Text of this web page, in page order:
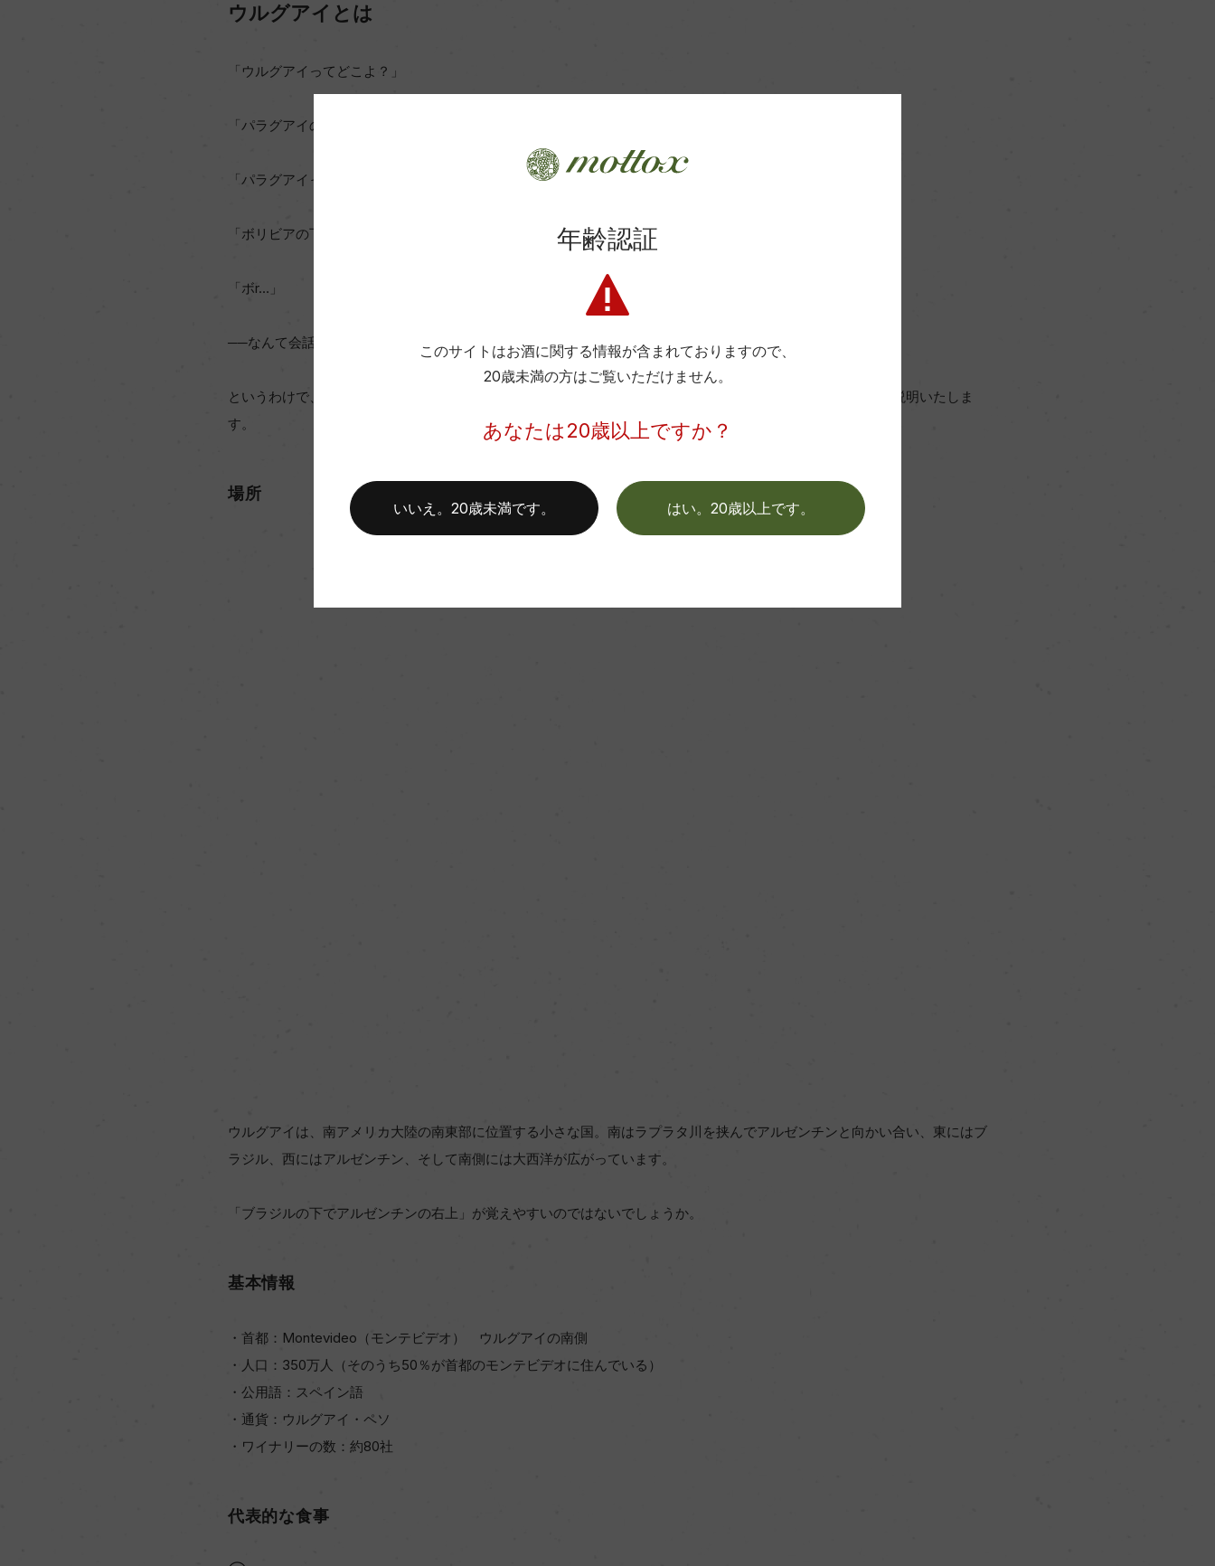
ウルグアイとは
「ウルグアイってどこよ？」
「パラグアイの下だよ」
「パラグアイってどこよ？」
「ボリビアの下だよ」
「ボr…」
──なんて会話が聞こえてくるとかこないとか。
というわけで、そもそもウルグアイがどんな国なのかピンとこない方のために、まずはウルグアイについてご説明いたしま
す。
場所
ウルグアイは、南アメリカ大陸の南東部に位置する小さな国。南はラプラタ川を挟んでアルゼンチンと向かい合い、東にはブ
ラジル、西にはアルゼンチン、そして南側には大西洋が広がっています。
「ブラジルの下でアルゼンチンの右上」が覚えやすいのではないでしょうか。
基本情報
・首都：Montevideo（モンテビデオ） ウルグアイの南側
・人口：350万人（そのうち50％が首都のモンテビデオに住んでいる）
・公用語：スペイン語
・通貨：ウルグアイ・ペソ
・ワイナリーの数：約80社
代表的な食事
年齢認証
このサイトはお酒に関する情報が含まれておりますので、
20歳未満の方はご覧いただけません。
あなたは20歳以上ですか？
はい。20歳以上です。
いいえ。20歳未満です。